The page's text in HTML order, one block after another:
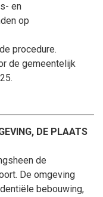
en
op
procedure.
de gemeentelijk
DE PLAATS
de
De omgeving
bebouwing,